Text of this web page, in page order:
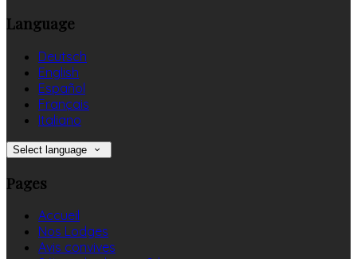
Language
Deutsch
English
Español
Français
Italiano
Select language
Pages
Accueil
Nos Lodges
Avis convives